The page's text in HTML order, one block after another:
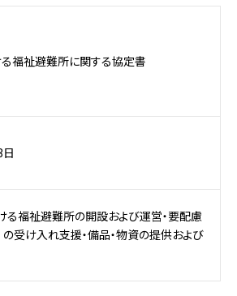
福祉避難所に関する協定書
る福祉避難所の開設および運営・要配慮
の受け入れ支援・備品・物資の提供および